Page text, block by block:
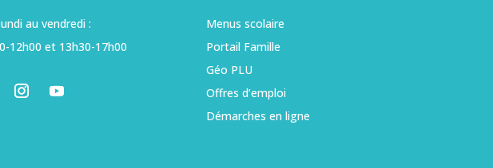
au vendredi :
12h00 et 13h30-17h00
Menus scolaire
Portail Famille
Géo PLU
Offres d’emploi
Démarches en ligne